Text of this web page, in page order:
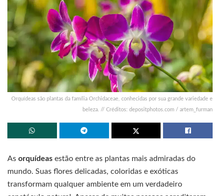
Orquídeas são plantas da família Orchidaceae, conhecidas por sua grande variedade e
beleza. // Créditos: depositphotos.com / artem_furman
As orquídeas estão entre as plantas mais admiradas do
mundo. Suas flores delicadas, coloridas e exóticas
transformam qualquer ambiente em um verdadeiro